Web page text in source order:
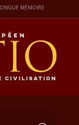
MÉMOIRE